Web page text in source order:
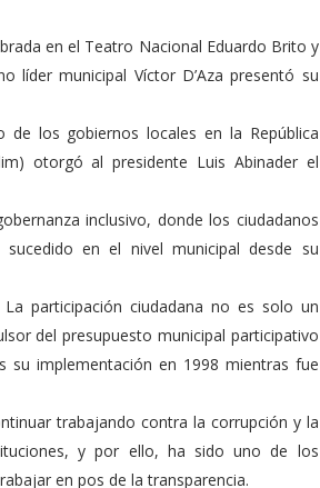
en el Teatro Nacional Eduardo Brito y
líder municipal Víctor D’Aza presentó su
los gobiernos locales en la República
otorgó al presidente Luis Abinader el
inclusivo, donde los ciudadanos
en el nivel municipal desde su
participación ciudadana no es solo un
del presupuesto municipal participativo
su implementación en 1998 mientras fue
trabajando contra la corrupción y la
y por ello, ha sido uno de los
en pos de la transparencia.